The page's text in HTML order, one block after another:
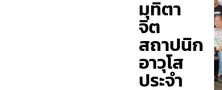
มุทิตา
จิต
สถาปนิก
อาวุโส
ประจำ